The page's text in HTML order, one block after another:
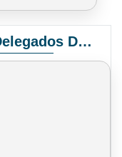
Convocatoria Elección de Delegados Docentes para el XIV Congreso Nacional de Universidades